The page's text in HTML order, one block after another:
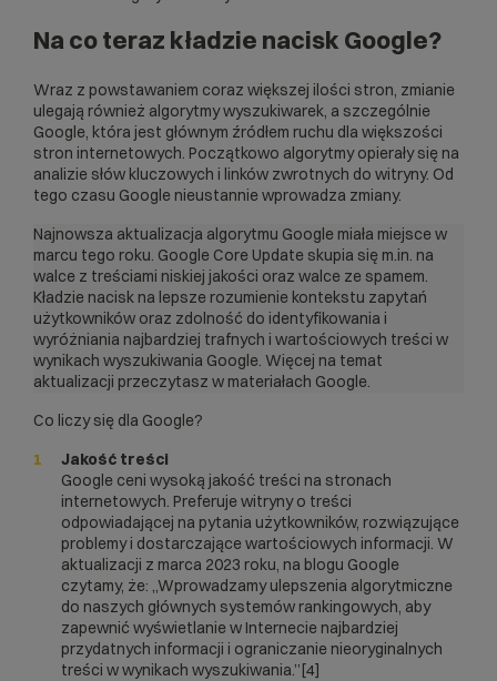
Na co teraz kładzie nacisk Google?
Wraz z powstawaniem coraz większej ilości stron, zmianie
ulegają również algorytmy wyszukiwarek, a szczególnie
Google, która jest głównym źródłem ruchu dla większości
stron internetowych. Początkowo algorytmy opierały się na
analizie słów kluczowych i linków zwrotnych do witryny. Od
tego czasu Google nieustannie wprowadza zmiany.
Najnowsza aktualizacja algorytmu Google miała miejsce w
marcu tego roku. Google Core Update skupia się m.in. na
walce z treściami niskiej jakości oraz walce ze spamem.
Kładzie nacisk na lepsze rozumienie kontekstu zapytań
użytkowników oraz zdolność do identyfikowania i
wyróżniania najbardziej trafnych i wartościowych treści w
wynikach wyszukiwania Google. Więcej na temat
aktualizacji przeczytasz w materiałach Google.
Co liczy się dla Google?
Jakość treści
Google ceni wysoką jakość treści na stronach
internetowych. Preferuje witryny o treści
odpowiadającej na pytania użytkowników, rozwiązujące
problemy i dostarczające wartościowych informacji. W
aktualizacji z marca 2023 roku, na blogu Google
czytamy, że: „Wprowadzamy ulepszenia algorytmiczne
do naszych głównych systemów rankingowych, aby
zapewnić wyświetlanie w Internecie najbardziej
przydatnych informacji i ograniczanie nieoryginalnych
treści w wynikach wyszukiwania.”[4]